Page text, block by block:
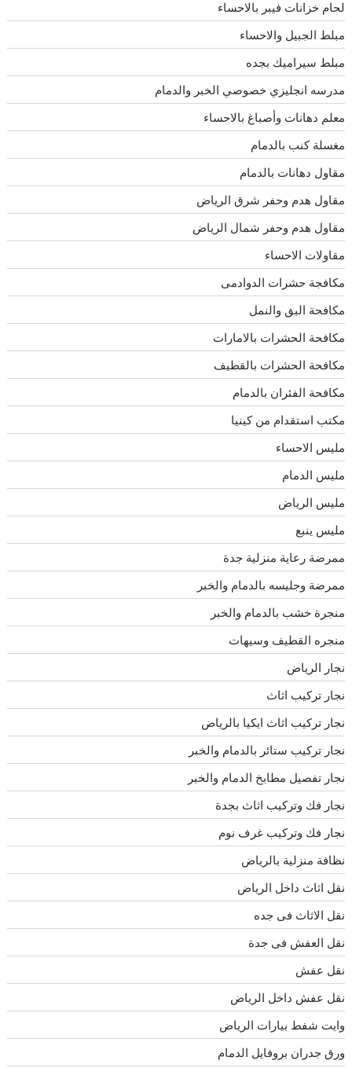
لحام خزانات فيبر بالاحساء
مبلط الجبيل والاحساء
مبلط سيراميك بجده
مدرسه انجليزي خصوصي الخبر والدمام
معلم دهانات وأصباغ بالاحساء
مغسلة كنب بالدمام
مقاول دهانات بالدمام
مقاول هدم وحفر شرق الرياض
مقاول هدم وحفر شمال الرياض
مقاولات الاحساء
مكافجة حشرات الدوادمى
مكافحة البق والنمل
مكافحة الحشرات بالامارات
مكافحة الحشرات بالقطيف
مكافحة الفئران بالدمام
مكتب استقدام من كينيا
مليس الاحساء
مليس الدمام
مليس الرياض
مليس ينبع
ممرضة رعاية منزلية جدة
ممرضة وجليسه بالدمام والخبر
منجرة خشب بالدمام والخبر
منجره القطيف وسيهات
نجار الرياض
نجار تركيب اثاث
نجار تركيب اثاث ايكيا بالرياض
نجار تركيب ستائر بالدمام والخبر
نجار تفصيل مطابخ الدمام والخبر
نجار فك وتركيب اثاث بجدة
نجار فك وتركيب غرف نوم
نظافة منزلية بالرياض
نقل اثاث داخل الرياض
نقل الاثاث فى جده
نقل العفش فى جدة
نقل عفش
نقل عفش داخل الرياض
وايت شفط بيارات الرياض
ورق جدران بروفايل الدمام